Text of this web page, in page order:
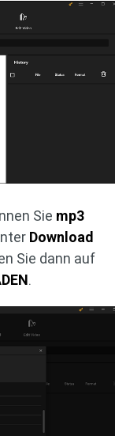
Sie mp3
Download
Sie dann auf
.